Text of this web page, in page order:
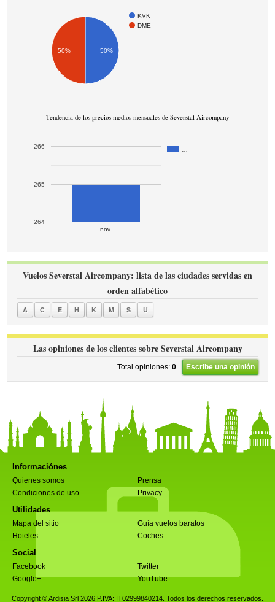
KVK
DME
50% 50%
Tendencia de los precios medios mensuales de Severstal Aircompany
nov.
264
265
266
Vuelos Severstal Aircompany: lista de las ciudades servidas en
orden alfabético
A C E H K M S U
Las opiniones de los clientes sobre Severstal Aircompany
Total opiniones: 0 Escribe una opinión
Informaciónes
Quienes somos
Prensa
Condiciones de uso
Privacy
Utilidades
Mapa del sitio
Guía vuelos baratos
Hoteles
Coches
Social
Facebook
Twitter
Google+
YouTube
Copyright © Ardisia Srl 2026 P.IVA: IT02999840214. Todos los derechos reservados.